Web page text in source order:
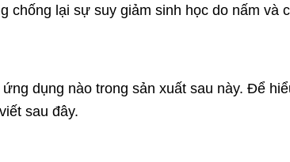
chống lại sự suy giảm sinh học do nấm và
dụng nào trong sản xuất sau này. Để
sau đây.